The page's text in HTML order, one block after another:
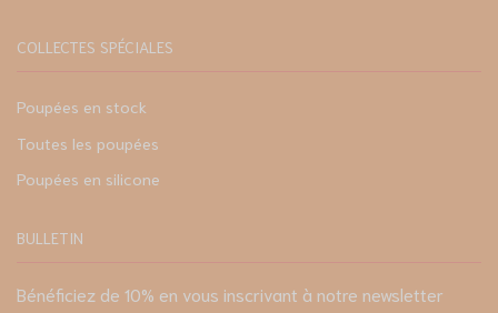
COLLECTES SPÉCIALES
Poupées en stock
Toutes les poupées
Poupées en silicone
BULLETIN
Bénéficiez de 10% en vous inscrivant à notre newsletter